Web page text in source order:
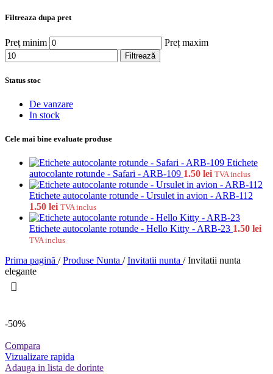
Filtreaza dupa pret
Preț minim Preț maxim
Filtrează
Status stoc
De vanzare
In stock
Cele mai bine evaluate produse
Etichete
autocolante rotunde - Safari - ARB-109 1.50 lei TVA inclus
Etichete autocolante rotunde - Ursulet in avion - ARB-112
1.50 lei TVA inclus
Etichete autocolante rotunde - Hello Kitty - ARB-23 1.50 lei
TVA inclus
Prima pagină / Produse Nunta / Invitatii nunta / Invitatii nunta
elegante
-50%
Compara
Vizualizare rapida
Adauga in lista de dorinte